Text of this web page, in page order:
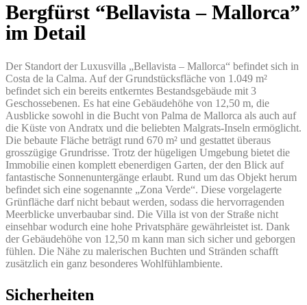
Bergfürst “Bellavista – Mallorca”
im Detail
Der Standort der Luxusvilla „Bellavista – Mallorca“ befindet sich in
Costa de la Calma. Auf der Grundstücksfläche von 1.049 m²
befindet sich ein bereits entkerntes Bestandsgebäude mit 3
Geschossebenen. Es hat eine Gebäudehöhe von 12,50 m, die
Ausblicke sowohl in die Bucht von Palma de Mallorca als auch auf
die Küste von Andratx und die beliebten Malgrats-Inseln ermöglicht.
Die bebaute Fläche beträgt rund 670 m² und gestattet überaus
grosszügige Grundrisse. Trotz der hügeligen Umgebung bietet die
Immobilie einen komplett ebenerdigen Garten, der den Blick auf
fantastische Sonnenuntergänge erlaubt. Rund um das Objekt herum
befindet sich eine sogenannte „Zona Verde“. Diese vorgelagerte
Grünfläche darf nicht bebaut werden, sodass die hervorragenden
Meerblicke unverbaubar sind. Die Villa ist von der Straße nicht
einsehbar wodurch eine hohe Privatsphäre gewährleistet ist. Dank
der Gebäudehöhe von 12,50 m kann man sich sicher und geborgen
fühlen. Die Nähe zu malerischen Buchten und Stränden schafft
zusätzlich ein ganz besonderes Wohlfühlambiente.
Sicherheiten